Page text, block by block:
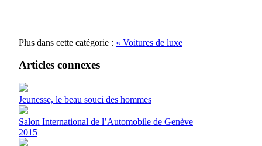
Plus dans cette catégorie : « Voitures de luxe
Articles connexes
Jeunesse, le beau souci des hommes
Salon International de l’Automobile de Genève
2015